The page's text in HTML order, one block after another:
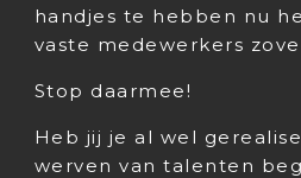
handjes te hebben nu
vaste medewerkers
Stop daarmee!
Heb jij je al wel
werven van talenten